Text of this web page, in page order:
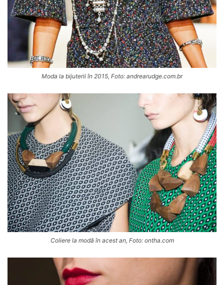
Moda la bijuterii în 2015, Foto: andrearudge.com.br
Coliere la modă în acest an, Foto: ontha.com